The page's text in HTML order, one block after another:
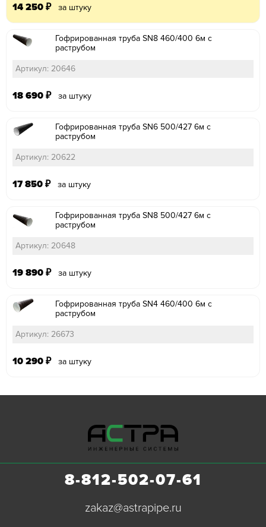
14 250 ₽ за штуку
Гофрированная труба SN8 460/400 6м с
раструбом
Артикул: 20646
18 690 ₽ за штуку
Гофрированная труба SN6 500/427 6м с
раструбом
Артикул: 20622
17 850 ₽ за штуку
Гофрированная труба SN8 500/427 6м с
раструбом
Артикул: 20648
19 890 ₽ за штуку
Гофрированная труба SN4 460/400 6м с
раструбом
Артикул: 26673
10 290 ₽ за штуку
8-812-502-07-61
zakaz@astrapipe.ru